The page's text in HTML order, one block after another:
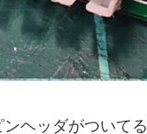
ヘッダがついて